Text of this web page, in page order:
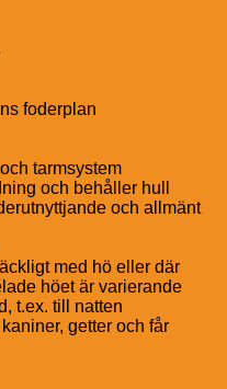
foderplan
tarmsystem
och behåller hull
och allmänt
med hö eller där
höet är varierande
t.ex. till natten
getter och får